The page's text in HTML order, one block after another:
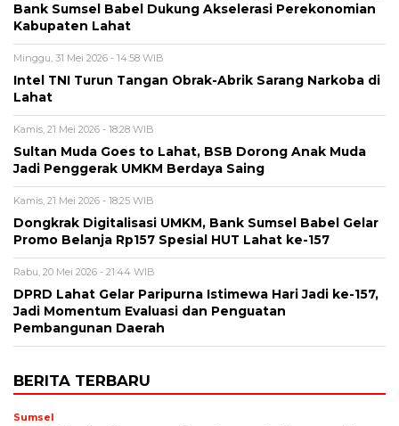
Bank Sumsel Babel Dukung Akselerasi Perekonomian
Kabupaten Lahat
Minggu, 31 Mei 2026 - 14:58 WIB
Intel TNI Turun Tangan Obrak-Abrik Sarang Narkoba di
Lahat
Kamis, 21 Mei 2026 - 18:28 WIB
Sultan Muda Goes to Lahat, BSB Dorong Anak Muda
Jadi Penggerak UMKM Berdaya Saing
Kamis, 21 Mei 2026 - 18:25 WIB
Dongkrak Digitalisasi UMKM, Bank Sumsel Babel Gelar
Promo Belanja Rp157 Spesial HUT Lahat ke-157
Rabu, 20 Mei 2026 - 21:44 WIB
DPRD Lahat Gelar Paripurna Istimewa Hari Jadi ke-157,
Jadi Momentum Evaluasi dan Penguatan
Pembangunan Daerah
BERITA TERBARU
Sumsel